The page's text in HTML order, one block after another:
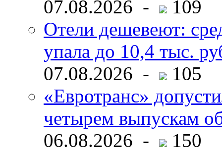
07.08.2026 -
109
Отели дешевеют:
упала до 10,4 тыс.
07.08.2026 -
105
«Евротранс»
четырем выпускам
06.08.2026 -
150